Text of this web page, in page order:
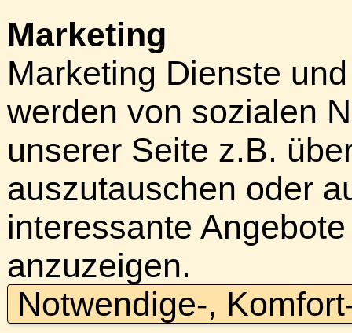
Marketing
Marketing Dienste
werden von sozialen
unserer Seite z.B.
auszutauschen oder
interessante
anzuzeigen.
Notwendige-,